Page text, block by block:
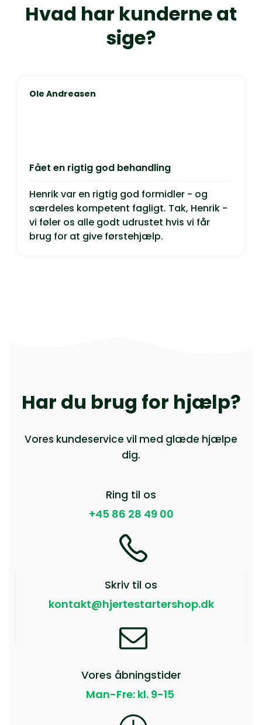
Hvad har kunderne at
sige?
Ole Andreasen
Fået en rigtig god behandling
Henrik var en rigtig god formidler - og
særdeles kompetent fagligt. Tak, Henrik -
vi føler os alle godt udrustet hvis vi får
brug for at give førstehjælp.
Har du brug for hjælp?
Vores kundeservice vil med glæde hjælpe
dig.
Ring til os
+45 86 28 49 00
Skriv til os
kontakt@hjertestartershop.dk
Vores åbningstider
Man-Fre: kl. 9-15